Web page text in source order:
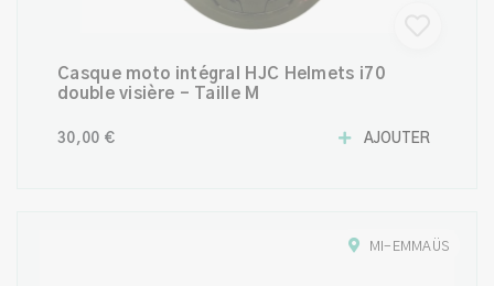
Casque moto intégral HJC Helmets i70
double visière - Taille M
30,00 € AJOUTER
MI-EMMAÜS